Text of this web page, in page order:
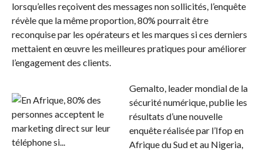
lorsqu’elles reçoivent des messages non sollicités, l’enquête
révèle que la même proportion, 80% pourrait être
reconquise par les opérateurs et les marques si ces derniers
mettaient en œuvre les meilleures pratiques pour améliorer
l’engagement des clients.
Gemalto, leader mondial de la
sécurité numérique, publie les
résultats d’une nouvelle
enquête réalisée par l’Ifop en
Afrique du Sud et au Nigeria,